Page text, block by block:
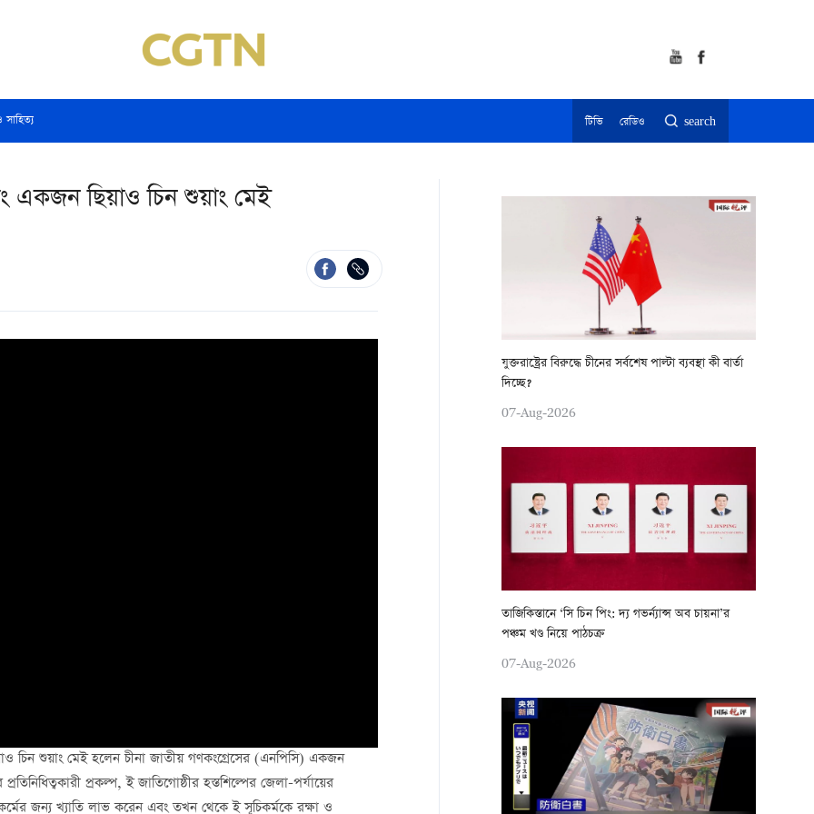
সাহিত্য টিভি রেডিও search
একজন ছিয়াও চিন শুয়াং মেই
চিন শুয়াং মেই হলেন চীনা জাতীয় গণকংগ্রেসের (এনপিসি) একজন
প্রকল্প, ই জাতিগোষ্ঠীর হস্তশিল্পের জেলা-পর্যায়ের
জন্য খ্যাতি লাভ করেন এবং তখন থেকে ই সূচিকর্মকে রক্ষা ও
যুক্তরাষ্ট্রের বিরুদ্ধে চীনের সর্বশেষ পাল্টা ব্যবস্থা কী বার্তা
দিচ্ছে?
07-Aug-2026
তাজিকিস্তানে ‘সি চিন পিং: দ্য গভর্ন্যান্স অব চায়না’র
পঞ্চম খণ্ড নিয়ে পাঠচক্র
07-Aug-2026